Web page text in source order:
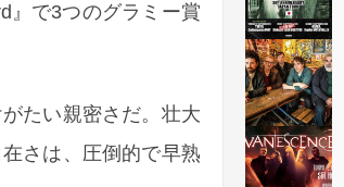
』で3つのグラミー賞
たい親密さだ。壮大
さは、圧倒的で早熟